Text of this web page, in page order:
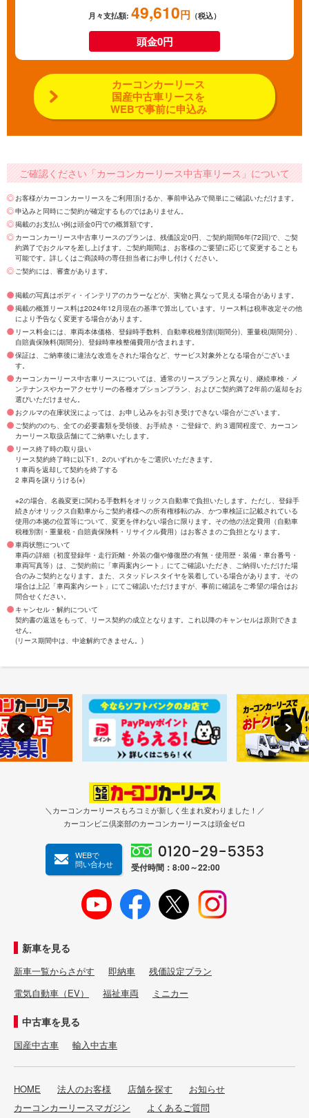
月々支払額: 49,610円 （税込）
頭金0円
カーコンカーリース
国産中古車リースを
WEBで事前に申込み
ご確認ください「カーコンカーリース中古車リース」について
お客様がカーコンカーリースをご利用頂けるか、事前申込みで簡単にご確認いただけます。
申込みと同時にご契約が確定するものではありません。
掲載のお支払い例は頭金0円での概算額です。
カーコンカーリース中古車リースのプランは、残価設定0円、ご契約期間6年(72回)で、ご契
約満了でおクルマを差し上げます。ご契約期間は、お客様のご要望に応じて変更することも
可能です。詳しくはご商談時の専任担当者にお申し付けください。
ご契約には、審査があります。
掲載の写真はボディ・インテリアのカラーなどが、実物と異なって見える場合があります。
掲載の概算リース料は2024年12月現在の基準で算出しています。リース料は税率改定その他
により予告なく変更する場合があります。
リース料金には、車両本体価格、登録時手数料、自動車税種別割(期間分)、重量税(期間分) 、
自賠責保険料(期間分)、登録時車検整備費用が含まれます。
保証は、ご納車後に違法な改造をされた場合など、サービス対象外となる場合がございま
す。
カーコンカーリース中古車リースについては、通常のリースプランと異なり、継続車検・メ
ンテナンスやカーアクセサリーの各種オプションプラン、およびご契約満了2年前の返却をお
選びいただけません。
おクルマの在庫状況によっては、お申し込みをお引き受けできない場合がございます。
ご契約ののち、全ての必要書類を受領後、お手続き・ご登録で、約３週間程度で、カーコン
カーリース取扱店舗にてご納車いたします。
リース終了時の取り扱い
リース契約終了時に以下1、2のいずれかをご選択いただきます。
1 車両を返却して契約を終了する
2 車両を譲りうける(※)
※2の場合、名義変更に関わる手数料をオリックス自動車で負担いたします。ただし、登録手
続きがオリックス自動車からご契約者様への所有権移転のみ、かつ車検証に記載されている
使用の本拠の位置等について、変更を伴わない場合に限ります。その他の法定費用（自動車
税種別割・重量税・自賠責保険料・リサイクル費用）はお客さまのご負担となります。
車両状態について
車両の詳細（初度登録年・走行距離・外装の傷や修復歴の有無・使用歴・装備・車台番号・
車両写真等）は、ご契約前に「車両案内シート」にてご確認いただき、ご納得いただけた場
合のみご契約となります。また、スタッドレスタイヤを装着している場合があります。その
場合は上記「車両案内シート」にてご確認いただけますが、事前に確認をご希望の場合はお
問合せください。
キャンセル・解約について
契約書の返送をもって、リース契約の成立となります。これ以降のキャンセルは原則できま
せん。
(リース期間中は、中途解約できません。)
＼カーコンカーリースもろコミが新しく生まれ変わりました！／
カーコンビニ倶楽部のカーコンカーリースは頭金ゼロ
WEBで
問い合わせ
受付時間：8:00～22:00
新車を見る
新車一覧からさがす 即納車
残価設定プラン
電気自動車（EV）
福祉車両 ミニカー
中古車を見る
国産中古車 輸入中古車
HOME 法人のお客様 店舗を探す
お知らせ
カーコンカーリースマガジン
よくあるご質問